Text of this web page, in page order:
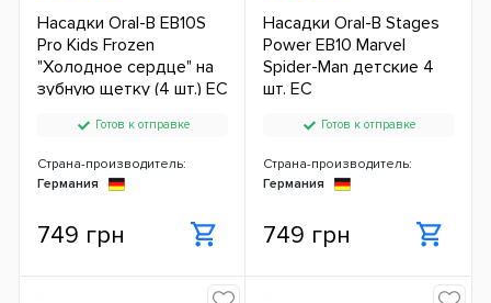
Насадки Oral-B EB10S
Pro Kids Frozen
"Холодное сердце" на
зубную щетку (4 шт.) ЕС
Готов к отправке
Страна-производитель:
Германия
749 грн
Насадки Oral-B Stages
Power EB10 Marvel
Spider-Man детские 4
шт. ЕС
Готов к отправке
Страна-производитель:
Германия
749 грн